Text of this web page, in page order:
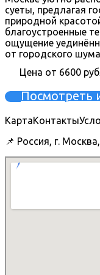
суеты, предлагая
природной
благоустроенные
ощущение
от городского
Цена от 6600
Посмотреть
КартаКонтакты
📌 Россия, г.